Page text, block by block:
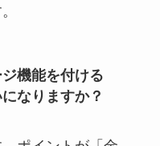
機能を付ける
なりますか？